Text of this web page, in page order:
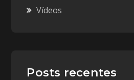
Vídeos
Posts recentes